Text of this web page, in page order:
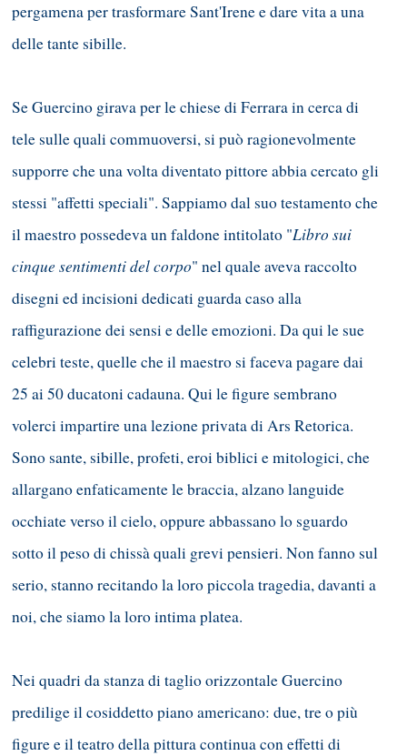
pergamena per trasformare Sant'Irene e dare vita a una
delle tante sibille.
Se Guercino girava per le chiese di Ferrara in cerca di
tele sulle quali commuoversi, si può ragionevolmente
supporre che una volta diventato pittore abbia cercato gli
stessi "affetti speciali". Sappiamo dal suo testamento che
il maestro possedeva un faldone intitolato "Libro sui
cinque sentimenti del corpo" nel quale aveva raccolto
disegni ed incisioni dedicati guarda caso alla
raffigurazione dei sensi e delle emozioni. Da qui le sue
celebri teste, quelle che il maestro si faceva pagare dai
25 ai 50 ducatoni cadauna. Qui le figure sembrano
volerci impartire una lezione privata di Ars Retorica.
Sono sante, sibille, profeti, eroi biblici e mitologici, che
allargano enfaticamente le braccia, alzano languide
occhiate verso il cielo, oppure abbassano lo sguardo
sotto il peso di chissà quali grevi pensieri. Non fanno sul
serio, stanno recitando la loro piccola tragedia, davanti a
noi, che siamo la loro intima platea.
Nei quadri da stanza di taglio orizzontale Guercino
predilige il cosiddetto piano americano: due, tre o più
figure e il teatro della pittura continua con effetti di